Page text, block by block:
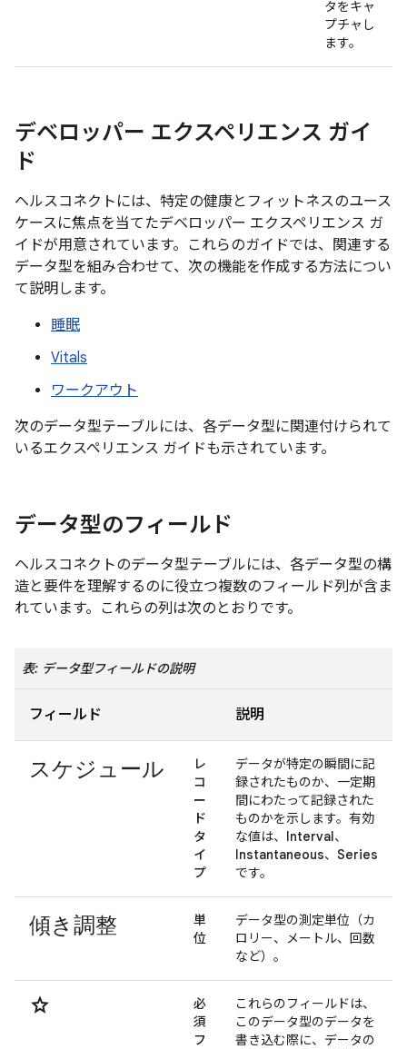
タをキャ
プチャし
ます。
デベロッパー エクスペリエンス ガイ
ド
ヘルスコネクトには、特定の健康とフィットネスのユース
ケースに焦点を当てたデベロッパー エクスペリエンス ガ
イドが用意されています。これらのガイドでは、関連する
データ型を組み合わせて、次の機能を作成する方法につい
て説明します。
睡眠
Vitals
ワークアウト
次のデータ型テーブルには、各データ型に関連付けられて
いるエクスペリエンス ガイドも示されています。
データ型のフィールド
ヘルスコネクトのデータ型テーブルには、各データ型の構
造と要件を理解するのに役立つ複数のフィールド列が含ま
れています。これらの列は次のとおりです。
表: データ型フィールドの説明
フィールド 説明
スケジュール
レ
コ
ー
ド
タ
イ
プ
データが特定の瞬間に記
録されたものか、一定期
間にわたって記録された
ものかを示します。有効
な値は、 Interval、
Instantaneous、 Series
です。
傾き調整
単
位
データ型の測定単位（カ
ロリー、メートル、回数
など）。
star
必
須
フ
これらのフィールドは、
このデータ型のデータを
書き込む際に、データの